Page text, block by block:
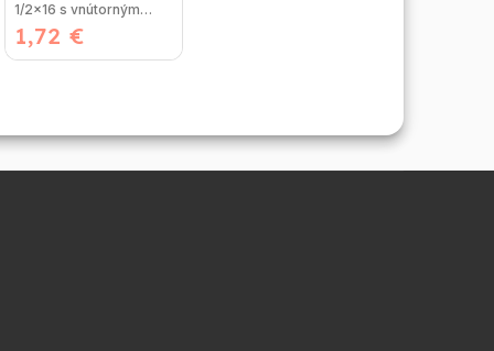
1,72 €
1/2x16 s vnútorným
závitom bez nutnosti
lisovania,...